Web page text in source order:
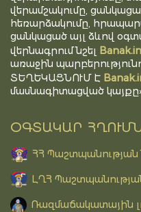
վերամշակումը,
հեռարձակումը,
ցանկացած այլ ձևով
վերնագրում նշել
առաջին
ՏԵՂԵԿԱՑՆՈՒՄ Է
մասնագիտացված
ՕԳՏԱԿԱՐ
ՀՀ Պաշտպանության
ԼՂՀ
Ռազմաճակատային